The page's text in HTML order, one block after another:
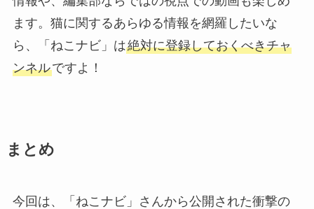
ます。猫に関するあらゆる情報を網羅したいな
ら、「ねこナビ」は絶対に登録しておくべきチャ
ンネルですよ！
まとめ
今回は、「ねこナビ」さんから公開された衝撃の